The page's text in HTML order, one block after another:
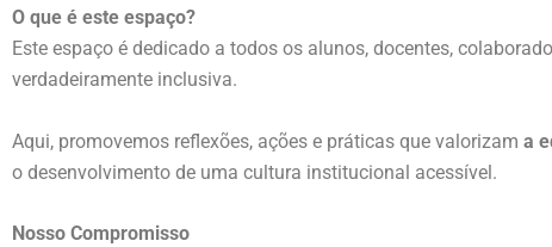
O que é este espaço?
Este espaço é dedicado a todos os alunos, docentes,
verdadeiramente inclusiva.
Aqui, promovemos reflexões, ações e práticas que valorizam a
o desenvolvimento de uma cultura institucional acessível.
Nosso Compromisso